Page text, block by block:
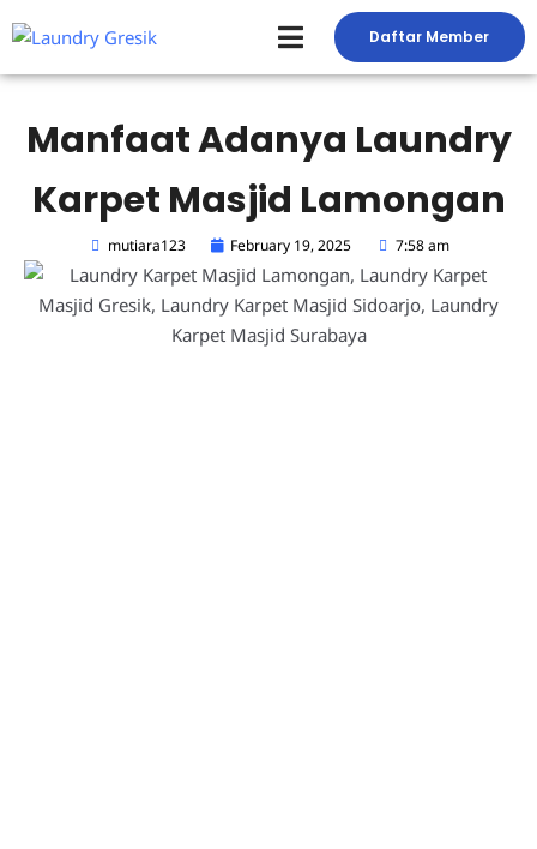
to
content
Daftar Member
Manfaat Adanya Laundry
Karpet Masjid Lamongan
mutiara123 February 19, 2025 7:58 am